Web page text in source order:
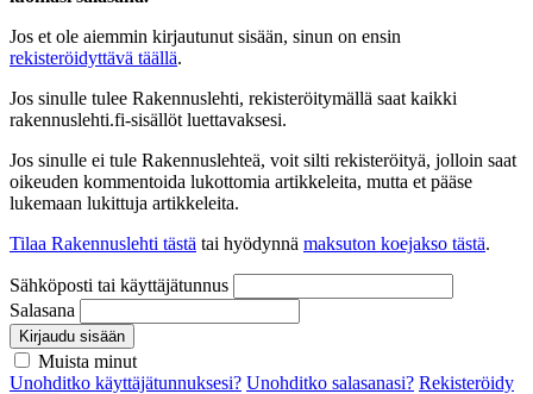
Jos et ole aiemmin kirjautunut sisään, sinun on ensin
rekisteröidyttävä täällä.
Jos sinulle tulee Rakennuslehti, rekisteröitymällä saat kaikki
rakennuslehti.fi-sisällöt luettavaksesi.
Jos sinulle ei tule Rakennuslehteä, voit silti rekisteröityä, jolloin saat
oikeuden kommentoida lukottomia artikkeleita, mutta et pääse
lukemaan lukittuja artikkeleita.
Tilaa Rakennuslehti tästä tai hyödynnä maksuton koejakso tästä.
Sähköposti tai käyttäjätunnus
Salasana
Kirjaudu sisään
Muista minut
Unohditko käyttäjätunnuksesi? Unohditko salasanasi? Rekisteröidy